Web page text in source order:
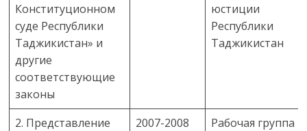
Конституционном
суде Республики
Таджикистан» и
другие
соответствующие
законы
юстиции
Республики
Таджикистан
2. Представление
2007-2008
Рабочая группа